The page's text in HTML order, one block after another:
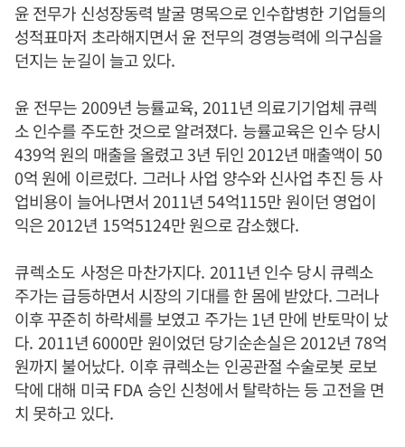
윤 전무가 신성장동력 발굴 명목으로 인수합병한 기업들의
성적표마저 초라해지면서 윤 전무의 경영능력에 의구심을
던지는 눈길이 늘고 있다.
윤 전무는 2009년 능률교육, 2011년 의료기기업체 큐렉
소 인수를 주도한 것으로 알려졌다. 능률교육은 인수 당시
439억 원의 매출을 올렸고3년 뒤인 2012년 매출액이 50
0억 원에 이르렀다. 그러나 사업 양수와 신사업 추진 등 사
업비용이 늘어나면서 2011년54억115만 원이던 영업이
익은2012년 15억5124만 원으로 감소했다.
큐렉소도 사정은 마찬가지다. 2011년 인수 당시 큐렉소
주가는 급등하면서 시장의 기대를 한 몸에 받았다. 그러나
이후 꾸준히 하락세를 보였고 주가는1년 만에 반토막이 났
다. 2011년 6000만 원이었던 당기순손실은2012년78억
원까지 불어났다. 이후 큐렉소는 인공관절 수술로봇 로보
닥에 대해 미국FDA 승인 신청에서 탈락하는 등 고전을 면
치 못하고 있다.